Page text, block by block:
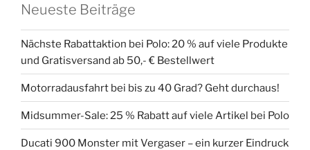
Neueste Beiträge
Nächste Rabattaktion bei Polo: 20 % auf viele Produkte
und Gratisversand ab 50,- € Bestellwert
Motorradausfahrt bei bis zu 40 Grad? Geht durchaus!
Midsummer-Sale: 25 % Rabatt auf viele Artikel bei Polo
Ducati 900 Monster mit Vergaser – ein kurzer Eindruck